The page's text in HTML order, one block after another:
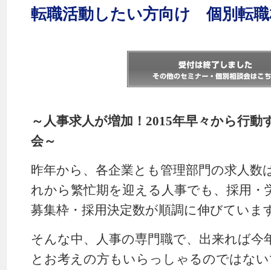
転職活動したい方向け 個別転職
～人事求人が増加！2015年早々から行動
会～
昨年から、各企業とも管理部門の求人数
れから繁忙期を迎える人事でも、採用・
募集枠・採用決定数が順調に伸びていま
そんな中、人事の専門職で、出来れば今
とお考えの方もいらっしゃるのではな